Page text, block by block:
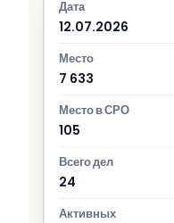
12.07.2026
7 633
105
24